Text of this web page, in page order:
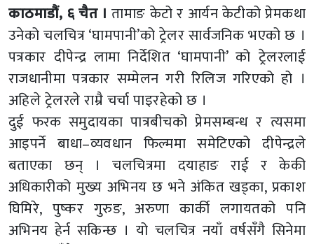
काठमाडौं, ६ चैत । तामाङ केटो र आर्यन केटीको प्रेमकथा
उनेको चलचित्र ‘घामपानी’को ट्रेलर सार्वजनिक भएको छ ।
पत्रकार दीपेन्द्र लामा निर्देशित ‘घामपानी’ को ट्रेलरलाई
राजधानीमा पत्रकार सम्मेलन गरी रिलिज गरिएको हो ।
अहिले ट्रेलरले राम्रै चर्चा पाइरहेको छ ।
दुई फरक समुदायका पात्रबीचको प्रेमसम्बन्ध र त्यसमा
आइपर्ने बाधा–व्यवधान फिल्ममा समेटिएको दीपेन्द्रले
बताएका छन् । चलचित्रमा दयाहाङ राई र केकी
अधिकारीको मुख्य अभिनय छ भने अंकित खड्का, प्रकाश
घिमिरे, पुष्कर गुरुङ, अरुणा कार्की लगायतको पनि
अभिनय हेर्न सकिन्छ । यो चलचित्र नयाँ वर्षसँगै सिनेमा